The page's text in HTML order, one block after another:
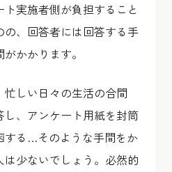
実施者側が負担すること
、回答者には回答する手
かかります。
しい日々の生活の合間
し、アンケート用紙を封筒
する…そのような手間をか
は少ないでしょう。必然的